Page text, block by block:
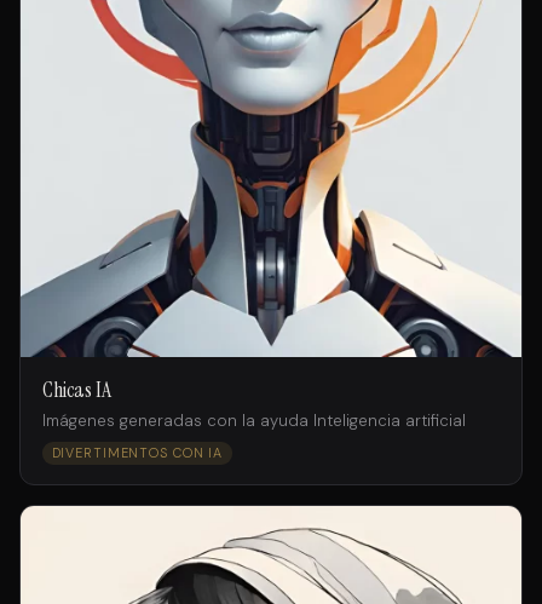
Chicas IA
Imágenes generadas con la ayuda Inteligencia artificial
DIVERTIMENTOS CON IA